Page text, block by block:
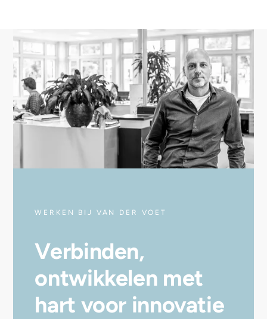
WERKEN BIJ VAN DER VOET
Verbinden,
ontwikkelen met
hart voor innovatie